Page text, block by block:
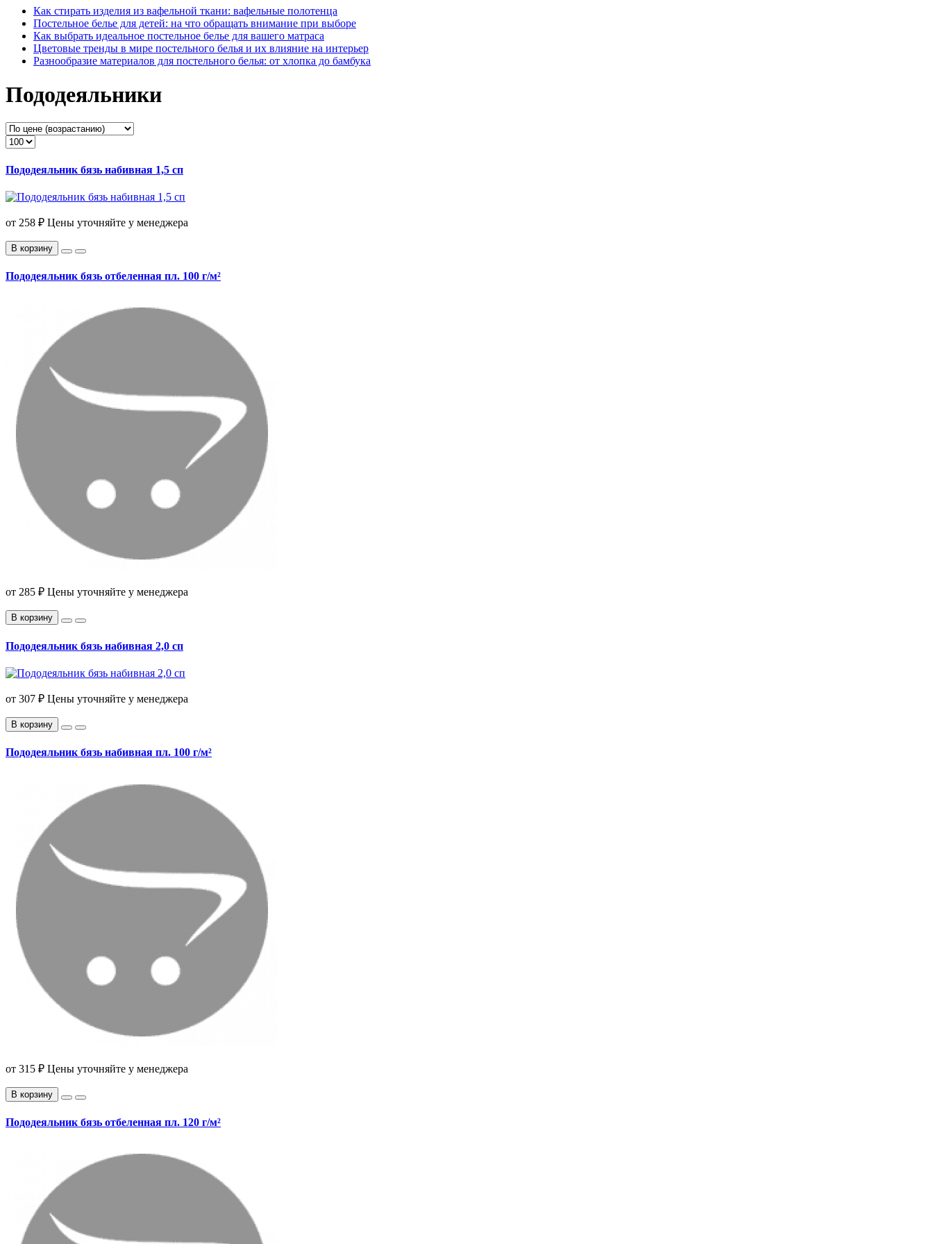
Как стирать изделия из вафельной ткани: вафельные полотенца
Постельное белье для детей: на что обращать внимание при выборе
Как выбрать идеальное постельное белье для вашего матраса
Цветовые тренды в мире постельного белья и их влияние на интерьер
Разнообразие материалов для постельного белья: от хлопка до бамбука
Пододеяльники
Пододеяльник бязь набивная 1,5 сп
от 258 ₽ Цены уточняйте у менеджера
В корзину
Пододеяльник бязь отбеленная пл. 100 г/м²
от 285 ₽ Цены уточняйте у менеджера
В корзину
Пододеяльник бязь набивная 2,0 сп
от 307 ₽ Цены уточняйте у менеджера
В корзину
Пододеяльник бязь набивная пл. 100 г/м²
от 315 ₽ Цены уточняйте у менеджера
В корзину
Пододеяльник бязь отбеленная пл. 120 г/м²